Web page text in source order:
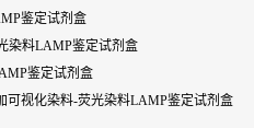
鉴定试剂盒
染料LAMP鉴定试剂盒
鉴定试剂盒
加可视化染料-荧光染料LAMP鉴定试剂盒